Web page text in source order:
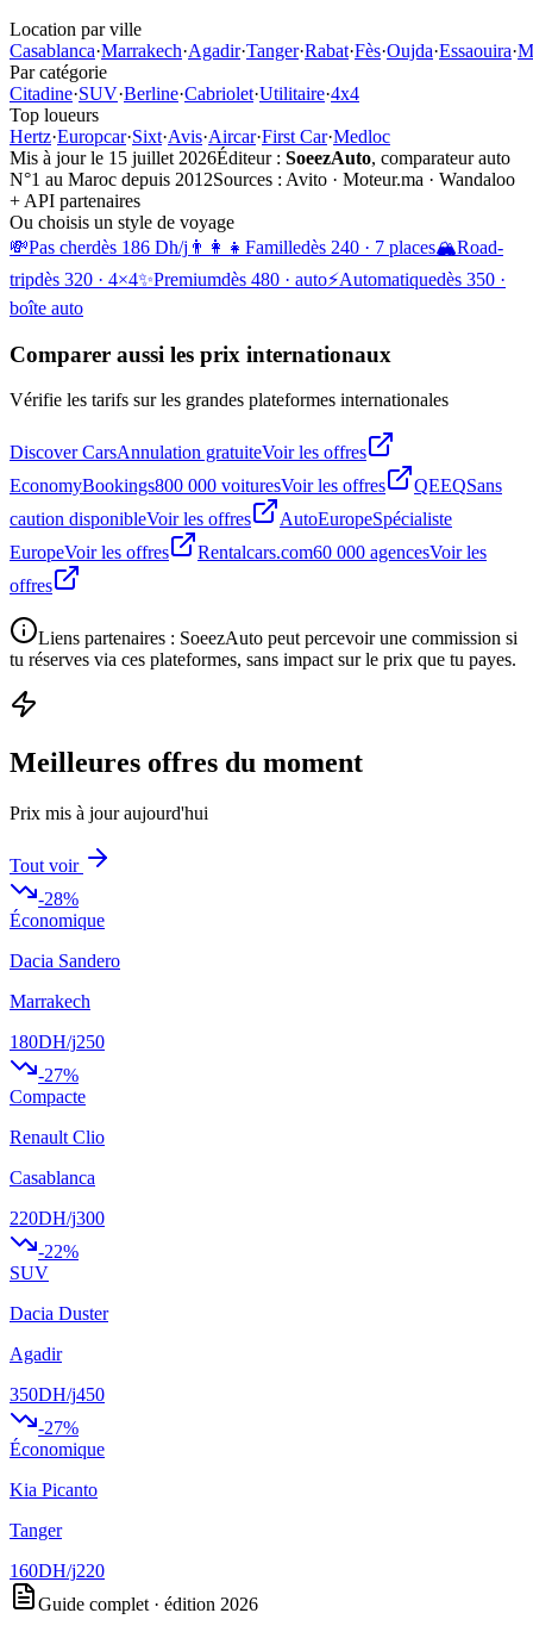
Location par ville
Casablanca·Marrakech·Agadir·Tanger·Rabat·Fès·Oujda·Essaouira·
Par catégorie
Citadine·SUV·Berline·Cabriolet·Utilitaire·4x4
Top loueurs
Hertz·Europcar·Sixt·Avis·Aircar·First Car·Medloc
Mis à jour le 15 juillet 2026Éditeur : SoeezAuto, comparateur auto
N°1 au Maroc depuis 2012Sources : Avito · Moteur.ma · Wandaloo
+ API partenaires
Ou choisis un style de voyage
💸Pas cherdès 186 Dh/j 👨‍👩‍👧 Familledès 240 · 7 places🏔️Road-
tripdès 320 · 4×4✨Premiumdès 480 · auto⚡Automatiquedès 350 ·
boîte auto
Comparer aussi les prix internationaux
Vérifie les tarifs sur les grandes plateformes internationales
Discover CarsAnnulation gratuiteVoir les offres
EconomyBookings800 000 voituresVoir les offres QEEQSans
caution disponibleVoir les offres AutoEuropeSpécialiste
EuropeVoir les offres Rentalcars.com60 000 agencesVoir les
offres
Liens partenaires : SoeezAuto peut percevoir une commission si
tu réserves via ces plateformes, sans impact sur le prix que tu payes.
Meilleures offres du moment
Prix mis à jour aujourd'hui
Tout voir
-28%
Économique
Dacia Sandero
Marrakech
180DH/j250
-27%
Compacte
Renault Clio
Casablanca
220DH/j300
-22%
SUV
Dacia Duster
Agadir
350DH/j450
-27%
Économique
Kia Picanto
Tanger
160DH/j220
Guide complet · édition 2026